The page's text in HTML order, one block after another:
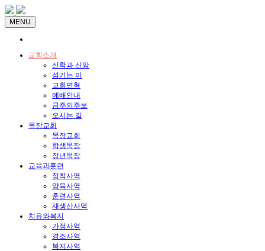
MENU
교회소개
신학과 신앙
섬기는 이
교회연혁
예배안내
금주의주보
오시는 길
목장교회
목장교회
학생목장
장년목장
교육과훈련
정착사역
양육사역
훈련사역
재생산사역
치유와복지
가정사역
경조사역
복지사역